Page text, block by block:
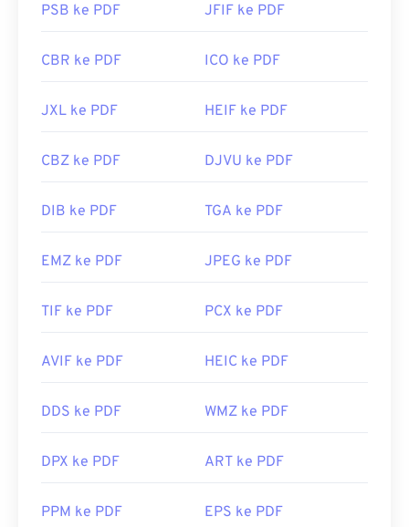
PSB ke PDF JFIF ke PDF
CBR ke PDF ICO ke PDF
JXL ke PDF HEIF ke PDF
CBZ ke PDF DJVU ke PDF
DIB ke PDF TGA ke PDF
EMZ ke PDF JPEG ke PDF
TIF ke PDF PCX ke PDF
AVIF ke PDF HEIC ke PDF
DDS ke PDF WMZ ke PDF
DPX ke PDF ART ke PDF
PPM ke PDF EPS ke PDF